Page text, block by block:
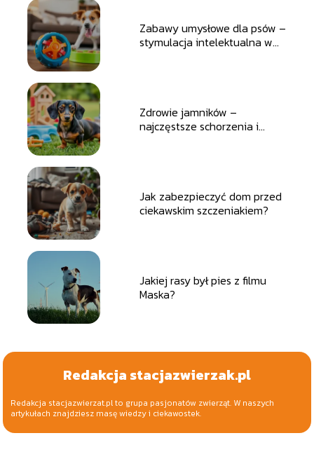
Zabawy umysłowe dla psów –
stymulacja intelektualna w
Zdrowie jamników –
najczęstsze schorzenia i
Jak zabezpieczyć dom przed
ciekawskim szczeniakiem?
Jakiej rasy był pies z filmu
Maska?
Redakcja stacjazwierzak.pl
Redakcja stacjazwierzat.pl to grupa pasjonatów zwierząt. W naszych
artykułach znajdziesz masę wiedzy i ciekawostek.